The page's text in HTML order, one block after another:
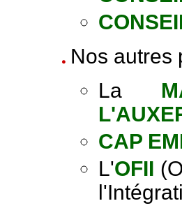
Nos autres
La
CAP
L'OFII